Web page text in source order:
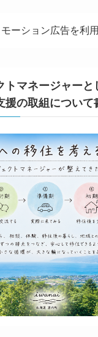
ーション広告を利用
トマネージャーと
援の取組について